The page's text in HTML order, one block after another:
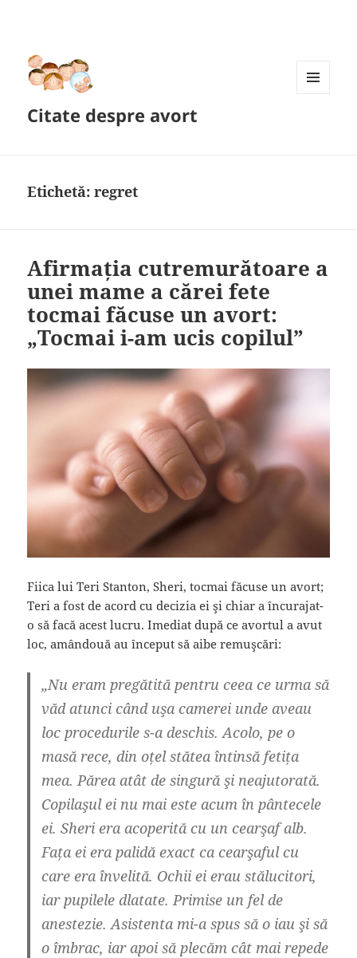
Citate despre avort
Etichetă:regret
Afirmația cutremurătoare a
unei mame a cărei fete
tocmai făcuse un avort:
„Tocmai i-am ucis copilul”
Fiica lui Teri Stanton, Sheri, tocmai făcuse un avort;
Teri a fost de acord cu decizia ei şi chiar a încurajat-
o să facă acest lucru. Imediat după ce avortul a avut
loc, amândouă au început să aibe remuşcări:
„Nu eram pregătită pentru ceea ce urma să
văd atunci când uşa camerei unde aveau
loc procedurile s-a deschis. Acolo, pe o
masă rece, din oțel stătea întinsă fetița
mea. Părea atât de singură şi neajutorată.
Copilaşul ei nu mai este acum în pântecele
ei. Sheri era acoperită cu un cearşaf alb.
Fața ei era palidă exact ca cearşaful cu
care era învelită. Ochii ei erau stălucitori,
iar pupilele dlatate. Primise un fel de
anestezie. Asistenta mi-a spus să o iau şi să
o îmbrac, iar apoi să plecăm cât mai repede